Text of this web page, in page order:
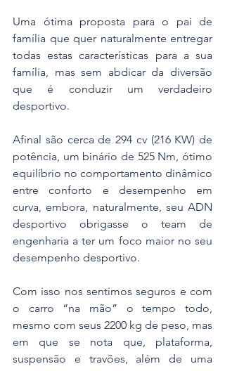
Uma ótima proposta para o pai de
família que quer naturalmente entregar
todas estas características para a sua
família, mas sem abdicar da diversão
que é conduzir um verdadeiro
desportivo.
Afinal são cerca de 294 cv (216 KW) de
potência, um binário de 525 Nm, ótimo
equilíbrio no comportamento dinâmico
entre conforto e desempenho em
curva, embora, naturalmente, seu ADN
desportivo obrigasse o team de
engenharia a ter um foco maior no seu
desempenho desportivo.
Com isso nos sentimos seguros e com
o carro “na mão” o tempo todo,
mesmo com seus 2200 kg de peso, mas
em que se nota que, plataforma,
suspensão e travões, além de uma